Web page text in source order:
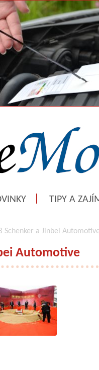
TIPY A
Schenker a Jinbei
Automotive